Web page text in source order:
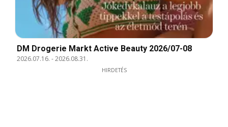
DM Drogerie Markt Active Beauty 2026/07-08
2026.07.16. -2026.08.31.
HIRDETÉS